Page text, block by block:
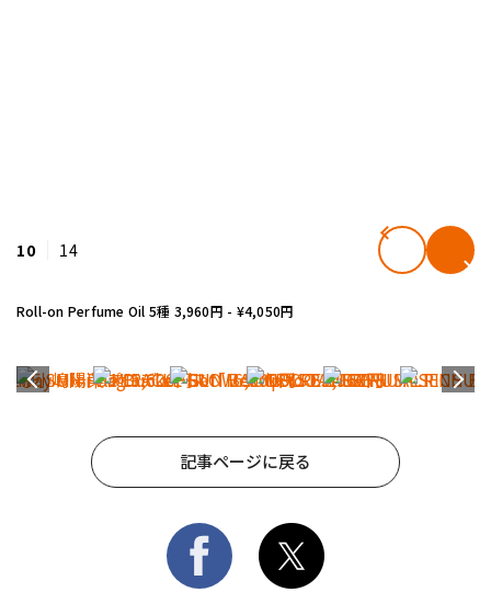
10 14
Roll-on Perfume Oil 5種 3,960円 - ¥4,050円
記事ページに戻る